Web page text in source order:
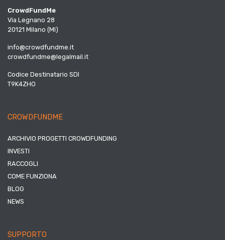
CrowdFundMe
Via Legnano 28
20121 Milano (MI)
info@crowdfundme.it
crowdfundme@legalmail.it
Codice Destinatario SDI
T9K4ZHO
CROWDFUNDME
ARCHIVIO PROGETTI CROWDFUNDING
INVESTI
RACCOGLI
COME FUNZIONA
BLOG
NEWS
SUPPORTO